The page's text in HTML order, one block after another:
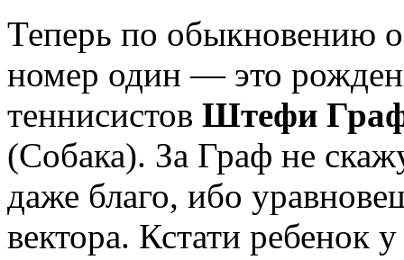
Теперь по обыкновению
номер один — это
теннисистов Штефи
(Собака). За Граф не
даже благо, ибо
вектора. Кстати ребенок